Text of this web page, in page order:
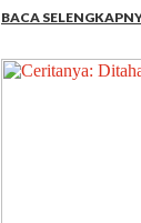
BACA